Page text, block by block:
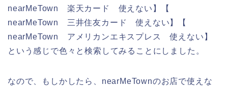
nearMeTown 楽天カード 使えない】【
nearMeTown 三井住友カード 使えない】【
nearMeTown アメリカンエキスプレス 使えない】
という感じで色々と検索してみることにしました。
なので、もしかしたら、nearMeTownのお店で使えな